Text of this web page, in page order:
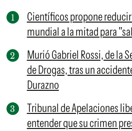
Científicos propone
mundial a la mitad para
Murió Gabriel Rossi, de la
de Drogas, tras un
Durazno
Tribunal de Apelaciones
entender que su crimen